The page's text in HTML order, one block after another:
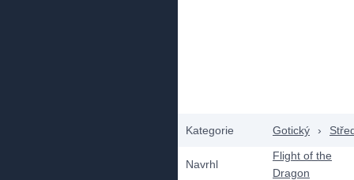
Kategorie Gotický ›
Navrhl
Flight of the
Dragon